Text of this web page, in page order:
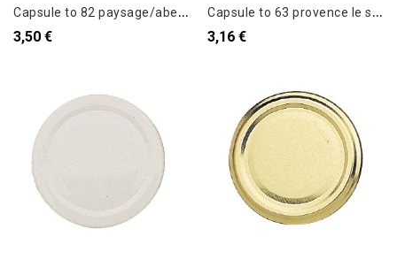
C
apsule to 82 paysage/abeilles le sachet de 10
3,50 €
C
apsule to 63 provence le sachet de 12
3,16 €